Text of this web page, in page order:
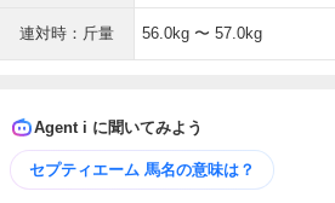
連対時：斤量 56.0kg 〜 57.0kg
Agent i に聞いてみよう
セプティエーム 馬名の意味は？